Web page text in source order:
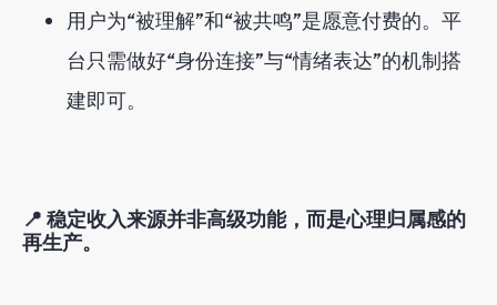
用户为“被理解”和“被共鸣”是愿意付费的。平
台只需做好“身份连接”与“情绪表达”的机制搭
建即可。
📍 稳定收入来源并非高级功能，而是心理归属感的
再生产。